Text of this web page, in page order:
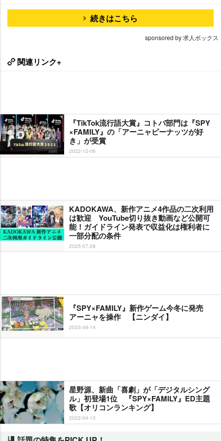
続きはこちら
sponsored by 求人ボックス
関連リンク+
『TikTok流行語大賞』コトバ部門は『SPY
×FAMILY』の「アーニャピーナッツが好
き」が受賞
2022-12-06
KADOKAWA、新作アニメ4作品の二次利用
は歓迎 YouTube切り抜き動画など公開可
能！ガイドライン発表で収益化は権利者に
一部分配の条件
2025-07-28
『SPY×FAMILY』新作ゲーム今冬に発売
アーニャを操作 【ニンダイ】
2023-09-14
星野源、新曲「喜劇」が「デジタルシング
ル」初登場1位 『SPY×FAMILY』ED主題
歌【オリコンランキング】
2022-04-13